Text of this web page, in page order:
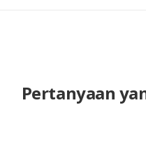
Pertanyaan